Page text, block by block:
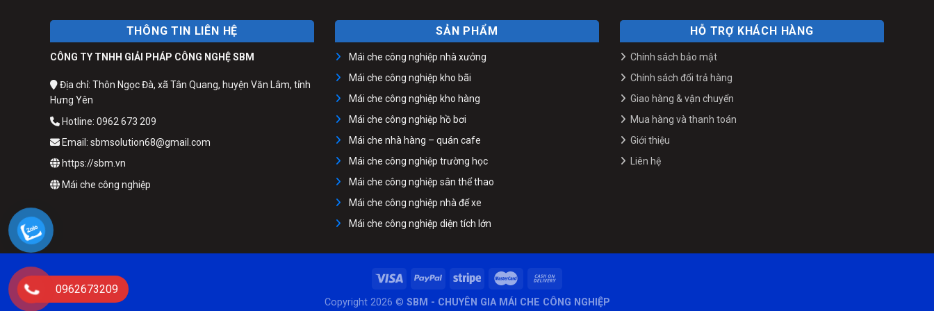
THÔNG TIN LIÊN HỆ
CÔNG TY TNHH GIẢI PHÁP CÔNG NGHỆ SBM
Địa chỉ: Thôn Ngọc Đà, xã Tân Quang, huyện Văn Lâm, tỉnh
Hưng Yên
Hotline: 0962 673 209
Email: sbmsolution68@gmail.com
https://sbm.vn
Mái che công nghiệp
SẢN PHẨM
Mái che công nghiệp nhà xưởng
Mái che công nghiệp kho bãi
Mái che công nghiệp kho hàng
Mái che công nghiệp hồ bơi
Mái che nhà hàng – quán cafe
Mái che công nghiệp trường học
Mái che công nghiệp sân thể thao
Mái che công nghiệp nhà để xe
Mái che công nghiệp diện tích lớn
HỖ TRỢ KHÁCH HÀNG
Chính sách bảo mật
Chính sách đổi trả hàng
Giao hàng & vận chuyển
Mua hàng và thanh toán
Giới thiệu
Liên hệ
Copyright 2026 © SBM - CHUYÊN GIA MÁI CHE CÔNG NGHIỆP
0962673209